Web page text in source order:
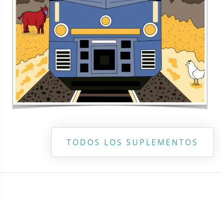
TODOS LOS SUPLEMENTOS